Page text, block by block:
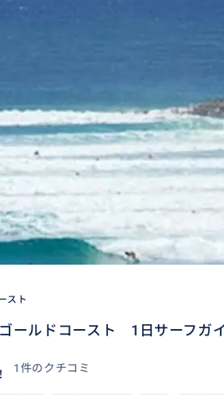
スト
ールドコースト 1日サーフガ
1件のクチコミ